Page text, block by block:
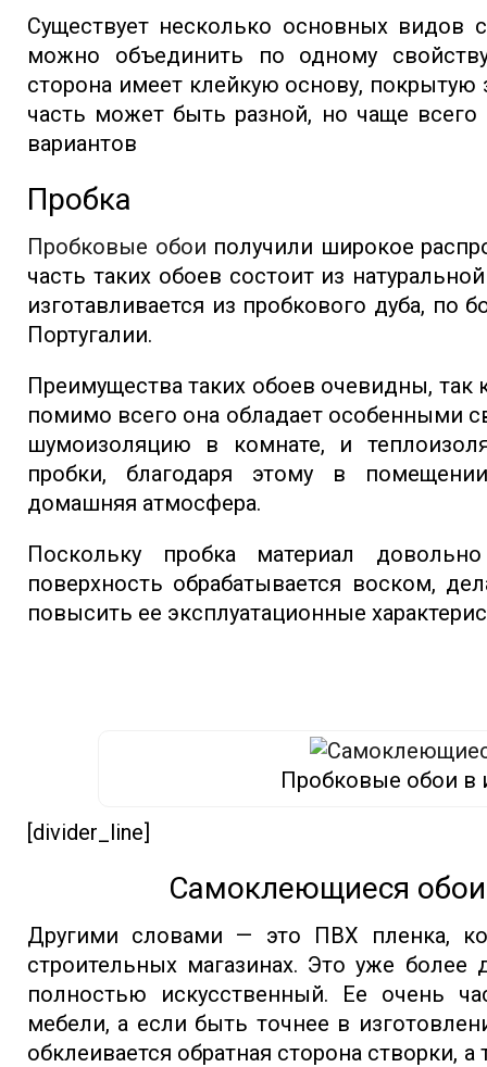
Существует несколько основных видов
можно объединить по одному
сторона имеет клейкую основу,
часть может быть разной, но чаще
вариантов
Пробка
Пробковые обои получили широкое
часть таких обоев состоит из
изготавливается из пробкового дуба, по
Португалии.
Преимущества таких обоев очевидны, так
помимо всего она обладает особенными
шумоизоляцию в комнате, и
пробки, благодаря этому в
домашняя атмосфера.
Поскольку пробка материал
поверхность обрабатывается воском,
повысить ее эксплуатационные
Пробковые обои в
[divider_line]
Самоклеющиеся
Другими словами — это ПВХ пленка,
строительных магазинах. Это уже
полностью искусственный. Ее очень
мебели, а если быть точнее в
обклеивается обратная сторона створки,